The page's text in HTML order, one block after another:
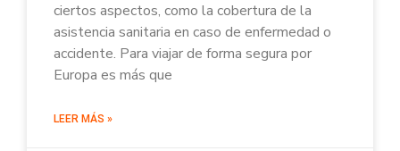
ciertos aspectos, como la cobertura de la
asistencia sanitaria en caso de enfermedad o
accidente. Para viajar de forma segura por
Europa es más que
LEER MÁS »